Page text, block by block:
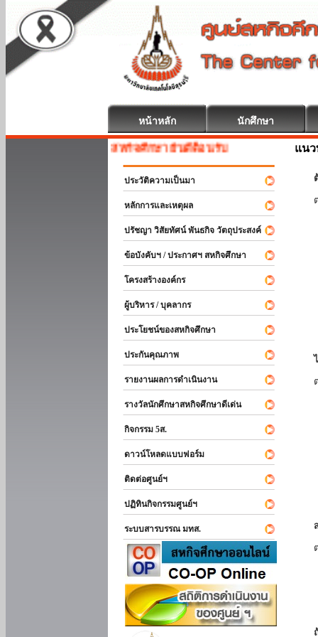
หน้าหลัก นักศึกษา
สหกิจศึกษา ยินดีต้อนรับ
ประวัติความเป็นมา
หลักการและเหตุผล
ปรัชญา วิสัยทัศน์ พันธกิจ วัตถุประสงค์
ข้อบังคับฯ / ประกาศฯ สหกิจศึกษา
โครงสร้างองค์กร
ผู้บริหาร / บุคลากร
ประโยชน์ของสหกิจศึกษา
ประกันคุณภาพ
รายงานผลการดำเนินงาน
รางวัลนักศึกษาสหกิจศึกษาดีเด่น
กิจกรรม 5ส.
ดาวน์โหลดแบบฟอร์ม
ติดต่อศูนย์ฯ
ปฏิทินกิจกรรมศูนย์ฯ
ระบบสารบรรณ มทส.
แน